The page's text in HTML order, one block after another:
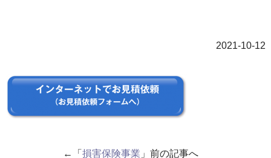
2021-10-12
←「 損害保険事業 」前の記事へ